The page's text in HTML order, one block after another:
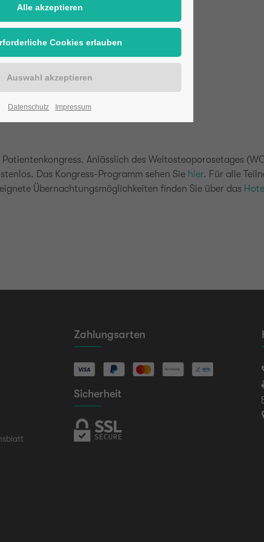
Anlässlich des Weltosteoporosetages
Das Kongress-Programm sehen Sie hier. Für alle
Übernachtungsmöglichkeiten finden Sie über das
Zahlungsarten
Sicherheit
Datenschutz Impressum